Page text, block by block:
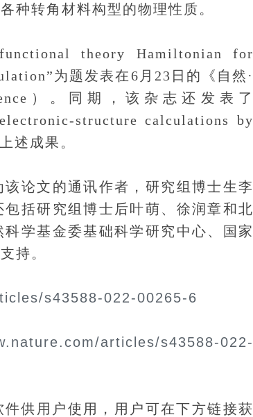
种转角材料构型的物理性质。
theory Hamiltonian for
为题发表在6月23日的《自然·
）。同期，该杂志还发表了
structure calculations by
述成果。
论文的通讯作者，研究组博士生李
括研究组博士后叶萌、徐润章和北
学基金委基础科学研究中心、国家
持。
s43588-022-00265-6
articles/s43588-022-
供用户使用，用户可在下方链接获